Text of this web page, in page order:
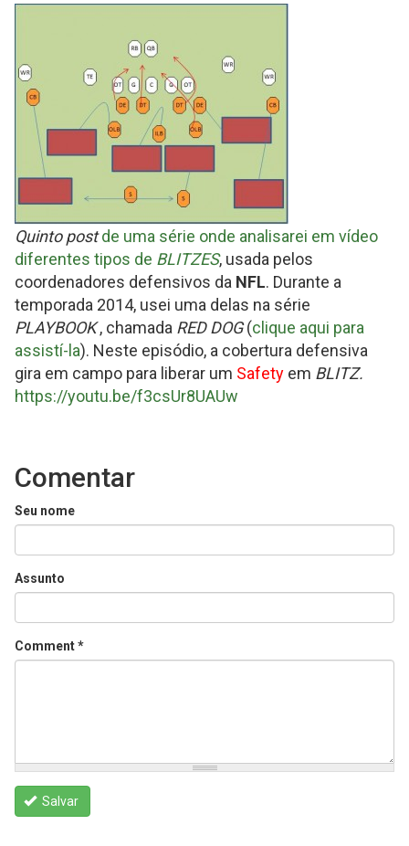
Quinto post de uma série onde analisarei em vídeo
diferentes tipos de BLITZES, usada pelos
coordenadores defensivos da NFL. Durante a
temporada 2014, usei uma delas na série
PLAYBOOK, chamada RED DOG(clique aqui para
assistí-la). Neste episódio, a cobertura defensiva
gira em campo para liberar um Safety em BLITZ.
https://youtu.be/f3csUr8UAUw
Comentar
Seu nome
Assunto
Comment*
Salvar